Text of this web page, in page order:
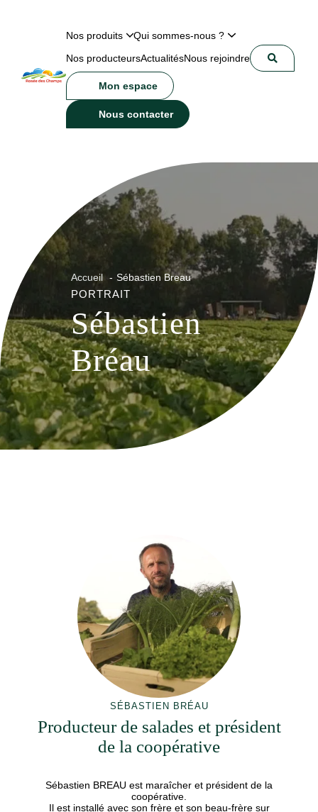
Nos produits
Qui sommes-nous ?
Nos producteursActualitésNous rejoindre
Mon espace
Nous contacter
Accueil Sébastien Breau
PORTRAIT
Sébastien
Bréau
SÉBASTIEN BRÉAU
Producteur de salades et président
de la coopérative
Sébastien BREAU est maraîcher et président de la
coopérative.
Il est installé avec son frère et son beau-frère sur